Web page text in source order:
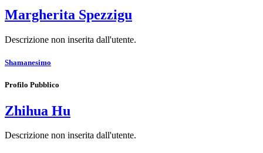
Margherita Spezzigu
Descrizione non inserita dall'utente.
Shamanesimo
Profilo Pubblico
Zhihua Hu
Descrizione non inserita dall'utente.